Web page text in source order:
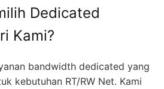
Dedicated
Kami?
bandwidth dedicated yang
kebutuhan RT/RW Net. Kami